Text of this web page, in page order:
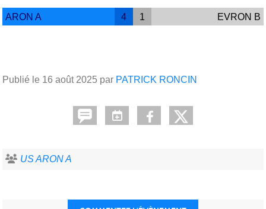
ARON A 4 1 EVRON B
Publié le 16 août 2025 par PATRICK RONCIN
US ARON A